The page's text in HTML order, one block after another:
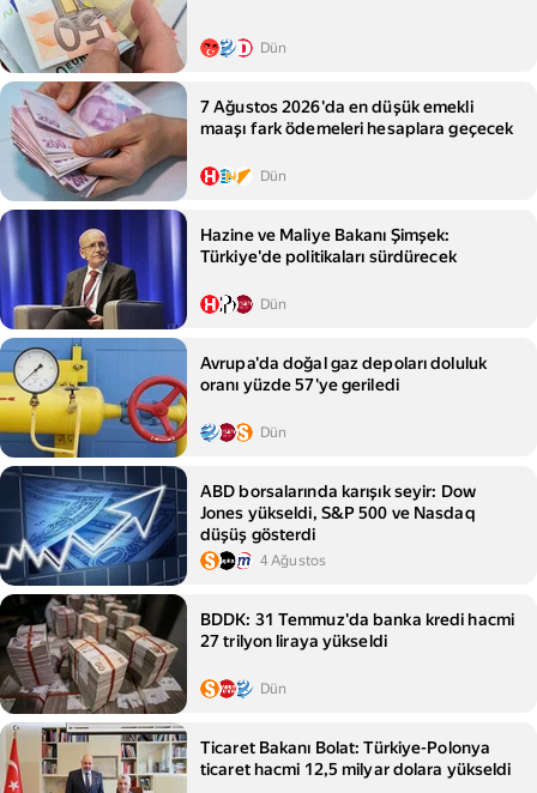
Dün
7 Ağustos 2026'da en düşük emekli
maaşı fark ödemeleri hesaplara geçecek
Dün
Hazine ve Maliye Bakanı Şimşek:
Türkiye'de politikaları sürdürecek
Dün
Avrupa'da doğal gaz depoları doluluk
oranı yüzde 57'ye geriledi
Dün
ABD borsalarında karışık seyir: Dow
Jones yükseldi, S&P 500 ve Nasdaq
düşüş gösterdi
4 Ağustos
BDDK: 31 Temmuz'da banka kredi hacmi
27 trilyon liraya yükseldi
Dün
Ticaret Bakanı Bolat: Türkiye-Polonya
ticaret hacmi 12,5 milyar dolara yükseldi